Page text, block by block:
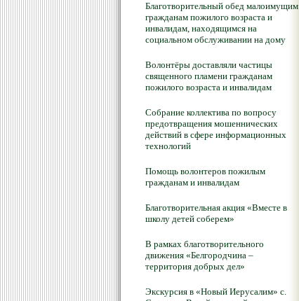
Благотворительный обед малоимущим
гражданам пожилого возраста и
инвалидам, находящимся на
социальном обслуживании на дому
Волонтёры доставляли частицы
священного пламени гражданам
пожилого возраста и инвалидам
Собрание коллектива по вопросу
предотвращения мошеннических
действий в сфере информационных
технологий
Помощь волонтеров пожилым
гражданам и инвалидам
Благотворительная акция «Вместе в
школу детей соберем»
В рамках благотворительного
движения «Белгородчина –
территория добрых дел»
Экскурсия в «Новый Иерусалим» с.